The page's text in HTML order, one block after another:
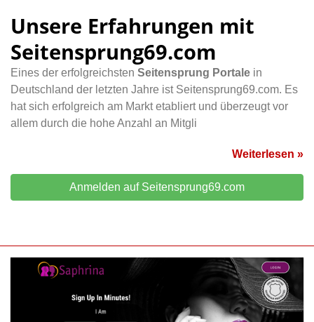
Unsere Erfahrungen mit
Seitensprung69.com
Eines der erfolgreichsten Seitensprung Portale in
Deutschland der letzten Jahre ist Seitensprung69.com. Es
hat sich erfolgreich am Markt etabliert und überzeugt vor
allem durch die hohe Anzahl an Mitgli
Weiterlesen »
Anmelden auf Seitensprung69.com